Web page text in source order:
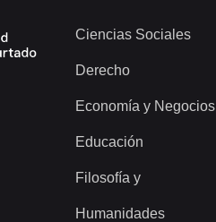
Ciencias Sociales
Derecho
Economía y Negocios
Educación
Filosofía y
Humanidades